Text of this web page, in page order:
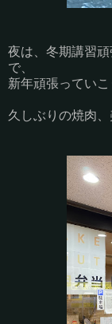
夜は、冬期講習
で、
新年頑張っていこ
久しぶりの焼肉、